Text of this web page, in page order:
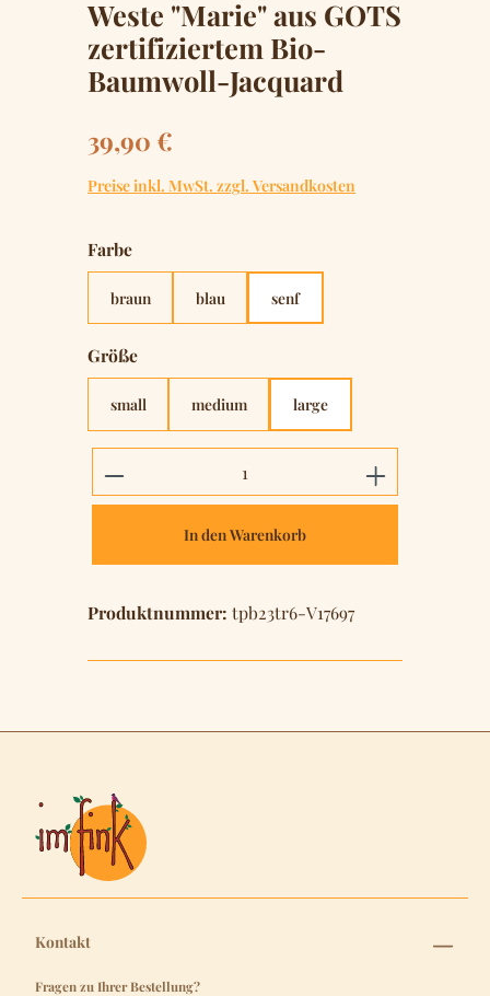
Weste "Marie" aus GOTS
zertifiziertem Bio-
Baumwoll-Jacquard
Regulärer Preis:
39,90 €
Preise inkl. MwSt. zzgl. Versandkosten
Farbeauswählen
braun blau senf
Größeauswählen
small medium large
Produkt Anzahl: Gib den
In den Warenkorb
Produktnummer: tpb23tr6-V17697
Kontakt
Fragen zu Ihrer Bestellung?